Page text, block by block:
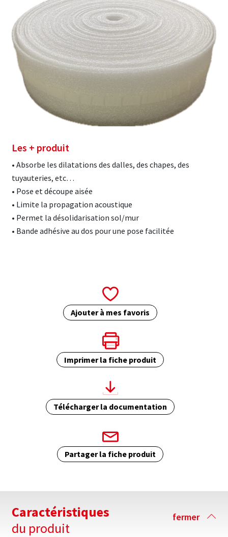
Les + produit
• Absorbe les dilatations des dalles, des chapes, des
tuyauteries, etc…
• Pose et découpe aisée
• Limite la propagation acoustique
• Permet la désolidarisation sol/mur
• Bande adhésive au dos pour une pose facilitée
Ajouter à mes favoris
Imprimer la fiche produit
Télécharger la documentation
Partager la fiche produit
Caractéristiques
du produit
fermer